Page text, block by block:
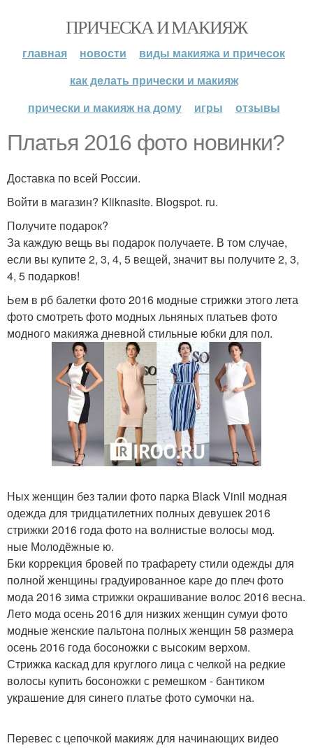
ПРИЧЕСКА И МАКИЯЖ
главная новости
виды макияжа и причесок
как делать прически и макияж
прически и макияж на дому
игры отзывы
Платья 2016 фото новинки?
Доставка по всей России.
Войти в магазин? Kliknasite. Blogspot. ru.
Получите подарок?
За каждую вещь вы подарок получаете. В том случае,
если вы купите 2, 3, 4, 5 вещей, значит вы получите 2, 3,
4, 5 подарков!
Ьем в рб балетки фото 2016 модные стрижки этого лета
фото смотреть фото модных льняных платьев фото
модного макияжа дневной стильные юбки для пол.
Ных женщин без талии фото парка Black Vinil модная
одежда для тридцатилетних полных девушек 2016
стрижки 2016 года фото на волнистые волосы мод.
ные Молодёжные ю.
Бки коррекция бровей по трафарету стили одежды для
полной женщины градуированное каре до плеч фото
мода 2016 зима стрижки окрашивание волос 2016 весна.
Лето мода осень 2016 для низких женщин сумуи фото
модные женские пальтона полных женщин 58 размера
осень 2016 года босоножки с высоким верхом.
Стрижка каскад для круглого лица с челкой на редкие
волосы купить босоножки с ремешком - бантиком
украшение для синего платье фото сумочки на.
Перевес с цепочкой макияж для начинающих видео